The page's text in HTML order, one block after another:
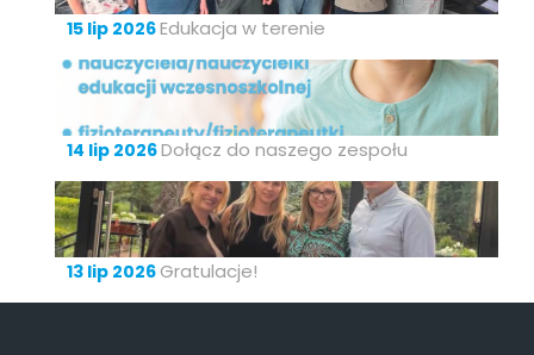
15 lip 2026Edukacja w terenie
14 lip 2026Dołącz do naszego zespołu
13 lip 2026 Gratulacje!